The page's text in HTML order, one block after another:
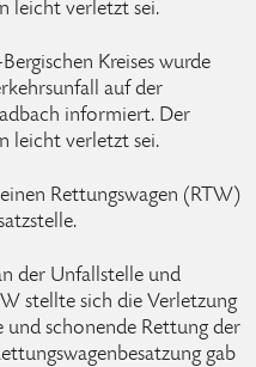
leicht verletzt sei.
Kreises wurde
auf der
informiert. Der
leicht verletzt sei.
Rettungswagen (RTW)
der Unfallstelle und
stellte sich die Verletzung
schonende Rettung der
gab